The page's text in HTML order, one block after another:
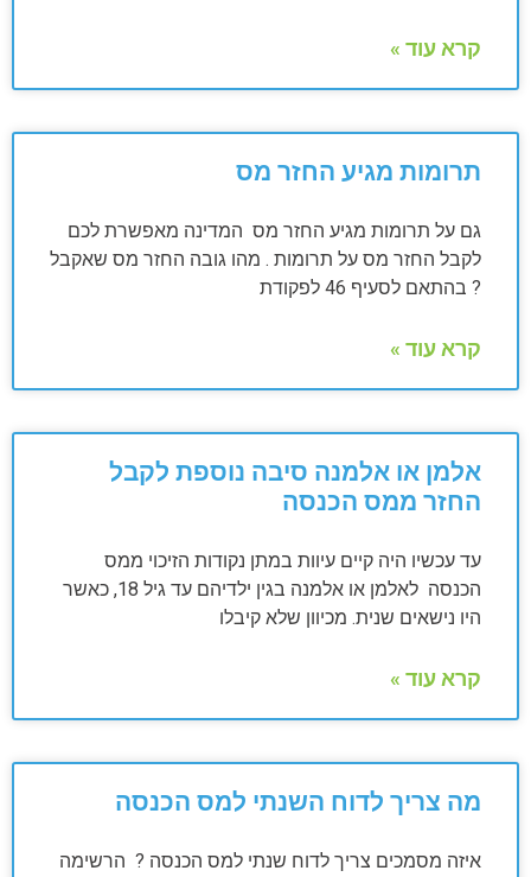
קרא עוד »
תרומות מגיע החזר מס
גם על תרומות מגיע החזר מס המדינה מאפשרת לכם
לקבל החזר מס על תרומות . מהו גובה החזר מס שאקבל
? בהתאם לסעיף 46 לפקודת
קרא עוד »
אלמן או אלמנה סיבה נוספת לקבל
החזר ממס הכנסה
עד עכשיו היה קיים עיוות במתן נקודות הזיכוי ממס
הכנסה לאלמן או אלמנה בגין ילדיהם עד גיל 18, כאשר
היו נישאים שנית. מכיוון שלא קיבלו
קרא עוד »
מה צריך לדוח השנתי למס הכנסה
איזה מסמכים צריך לדוח שנתי למס הכנסה ? הרשימה